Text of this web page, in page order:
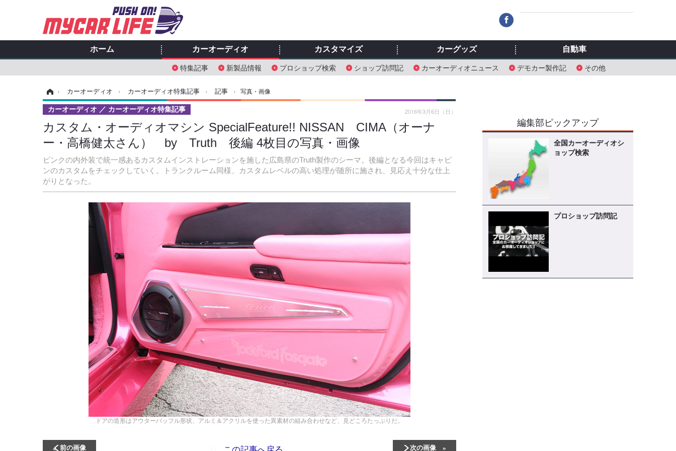
ホーム カーオーディオ
特集記事 新製品情報 プロショップ検索 ショップ訪問記 カーオーディオニュース デモカー製作記 その他
カスタマイズ カーグッズ 自動車
› カーオーディオ › カーオーディオ特集記事 › 記事 › 写真・画像
カスタム・オーディオマシン SpecialFeature!! NISSAN CIMA（オーナ
ー・高橋健太さん） by Truth 後編 4枚目の写真・画像
ピンクの内外装で統一感あるカスタムインストレーションを施した広島県のTruth製作のシーマ。後編となる今回はキャビ
ンのカスタムをチェックしていく。トランクルーム同様、カスタムレベルの高い処理が随所に施され、見応え十分な仕上
がりとなった。
カーオーディオ カーオーディオ特集記事 2016年3月6日（日）
ドアの造形はアウターバッフル形状、アルミ＆アクリルを使った異素材の組み合わせなど、見どころたっぷりだ。
前の画像 次の画像
この記事へ戻る
編集部ピックアップ
全国カーオーディオシ
ョップ検索
プロショップ訪問記